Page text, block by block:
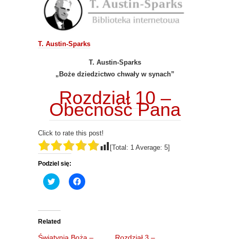
T. Austin-Sparks
T. Austin-Sparks
„Boże dziedzictwo chwały w synach”
Rozdział 10 –
Obecność Pana
Click to rate this post!
[Total: 1 Average: 5]
Podziel się:
C
l
t
o
s
C
l
Related